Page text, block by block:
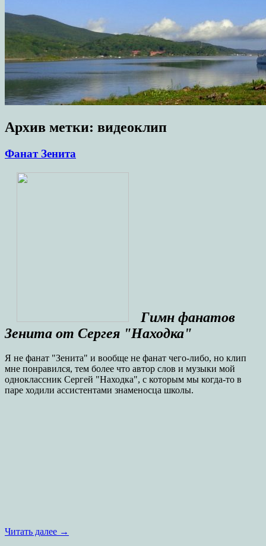
Архив метки: видеоклип
Фанат Зенита
Гимн фанатов
Зенита от Сергея "Находка"
Я не фанат "Зенита" и вообще не фанат чего-либо, но клип
мне понравился, тем более что автор слов и музыки мой
одноклассник Сергей "Находка", с которым мы когда-то в
паре ходили ассистентами знаменосца школы.
Читать далее →